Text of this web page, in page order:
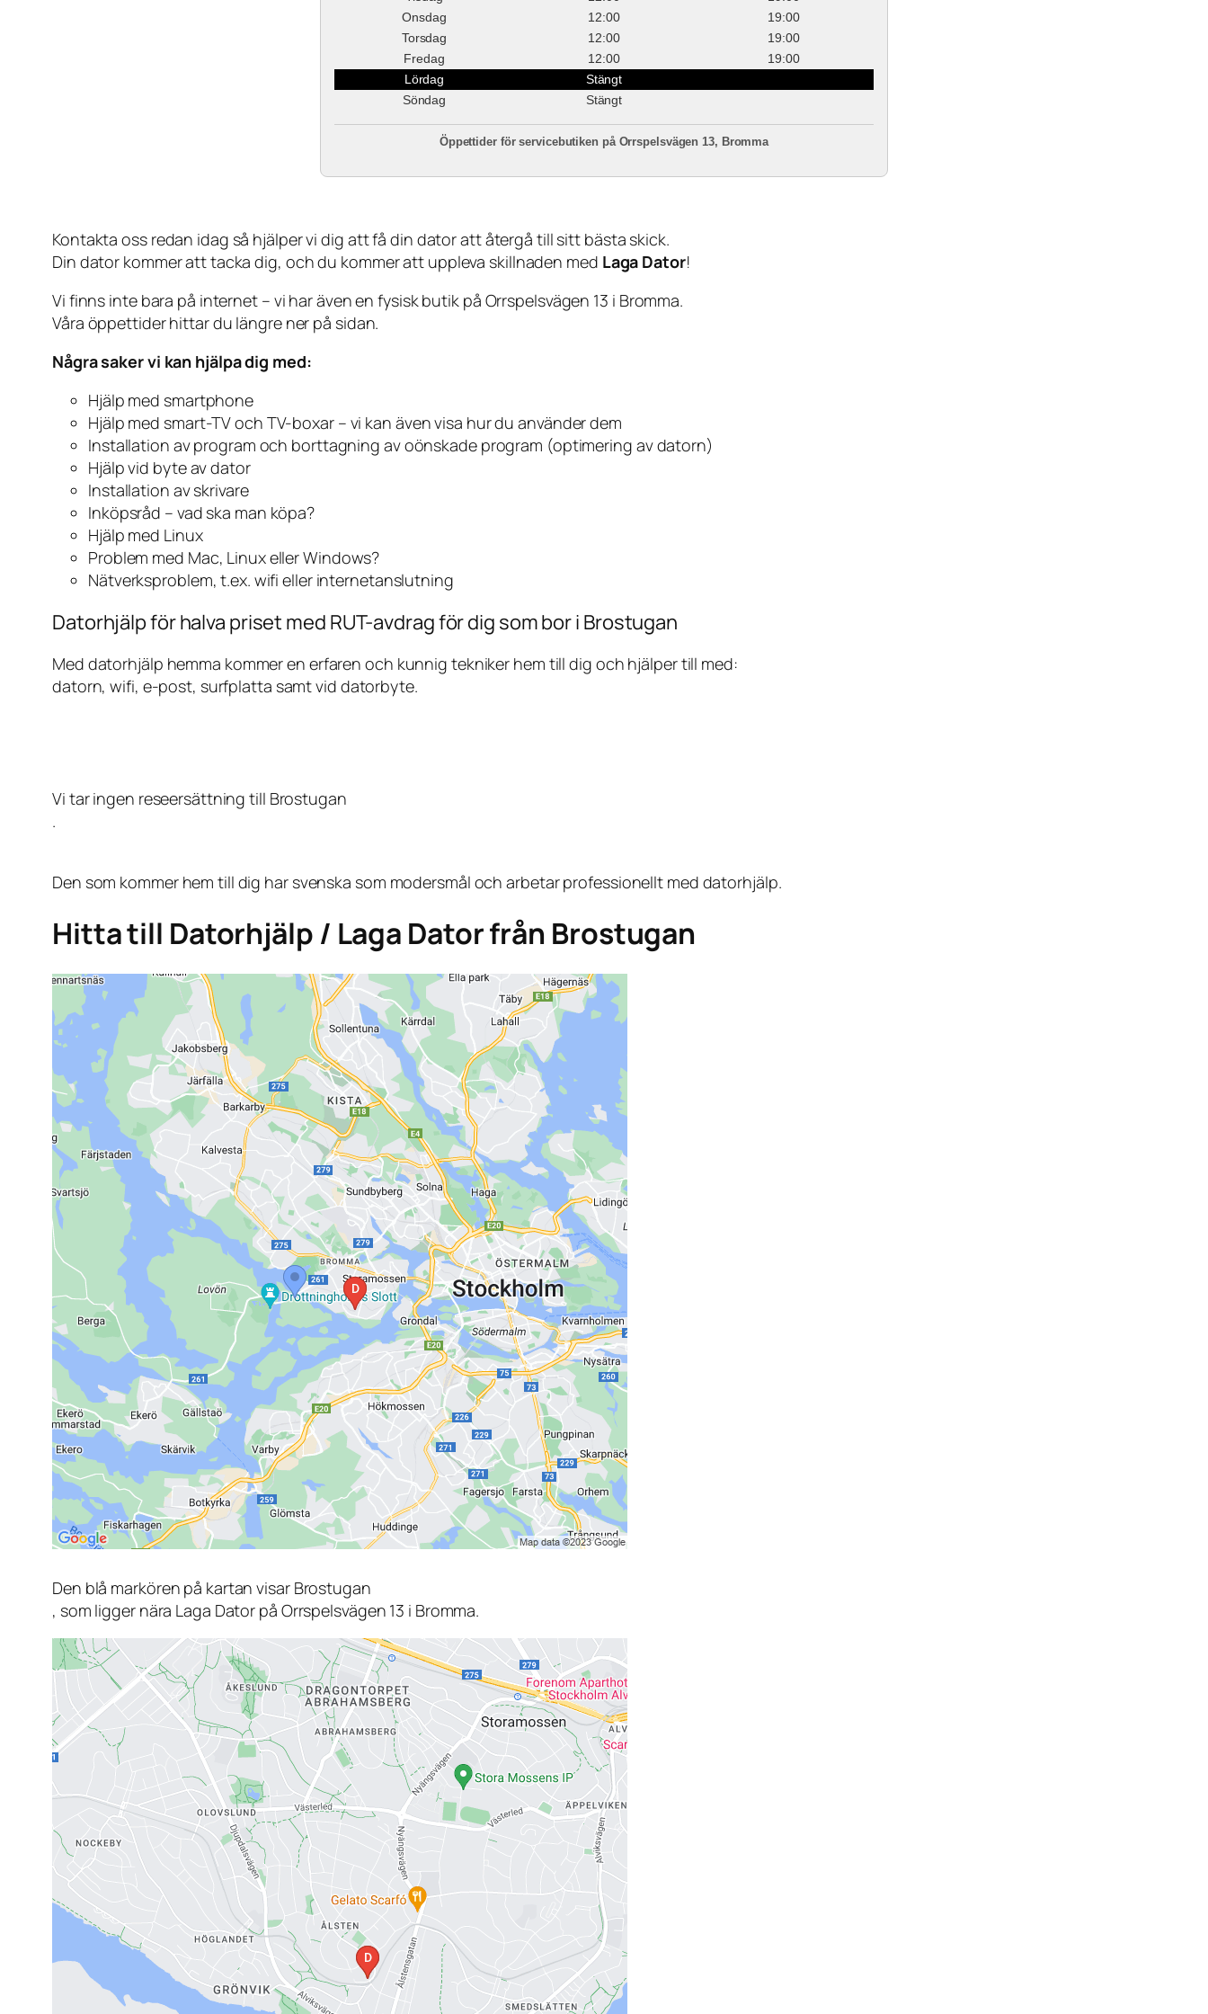
Onsdag
12:00
19:00
Torsdag
12:00
19:00
Fredag
12:00
19:00
Lördag
Stängt
Söndag
Stängt
Öppettider för servicebutiken på Orrspelsvägen 13, Bromma
Kontakta oss redan idag så hjälper vi dig att få din dator att återgå till sitt bästa skick.
Din dator kommer att tacka dig, och du kommer att uppleva skillnaden med Laga Dator!
Vi finns inte bara på internet – vi har även en fysisk butik på Orrspelsvägen 13 i Bromma.
Våra öppettider hittar du längre ner på sidan.
Några saker vi kan hjälpa dig med:
Hjälp med smartphone
Hjälp med smart-TV och TV-boxar – vi kan även visa hur du använder dem
Installation av program och borttagning av oönskade program (optimering av datorn)
Hjälp vid byte av dator
Installation av skrivare
Inköpsråd – vad ska man köpa?
Hjälp med Linux
Problem med Mac, Linux eller Windows?
Nätverksproblem, t.ex. wifi eller internetanslutning
Datorhjälp för halva priset med RUT-avdrag för dig som bor i Brostugan
Med datorhjälp hemma kommer en erfaren och kunnig tekniker hem till dig och hjälper till med:
datorn, wifi, e-post, surfplatta samt vid datorbyte.
Vi tar ingen reseersättning till Brostugan
.
Den som kommer hem till dig har svenska som modersmål och arbetar professionellt med datorhjälp.
Hitta till Datorhjälp / Laga Dator från Brostugan
Den blå markören på kartan visar Brostugan
, som ligger nära Laga Dator på Orrspelsvägen 13 i Bromma.